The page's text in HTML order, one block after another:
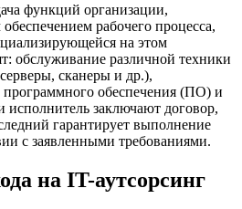
функций организации,
рабочего процесса,
на этом
обслуживание различной техники
сканеры и др.),
программного обеспечения (ПО) и
исполнитель заключают договор,
гарантирует выполнение
с заявленными требованиями.
на IT-аутсорсинг